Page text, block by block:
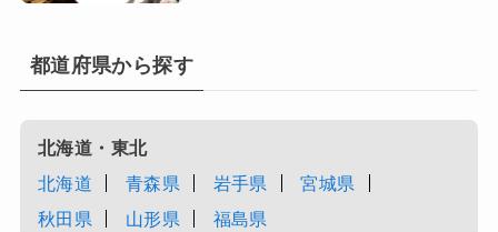
都道府県から探す
北海道・東北
北海道
青森県 岩手県
宮城県
秋田県
山形県 福島県